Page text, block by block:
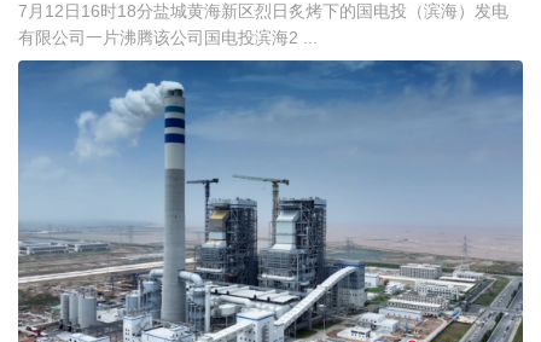
7月12日16时18分盐城黄海新区烈日炙烤下的国电投（滨海）发电
有限公司一片沸腾该公司国电投滨海2 ...